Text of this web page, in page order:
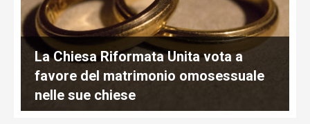
La Chiesa Riformata Unita vota a
favore del matrimonio omosessuale
nelle sue chiese